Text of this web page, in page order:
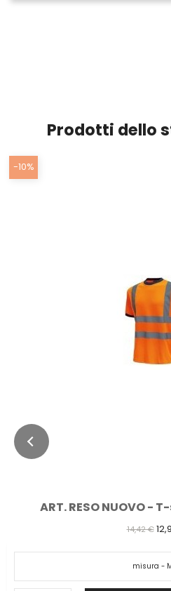
Prodotti dello
ART. RESO NUOVO -
14,42 €
-10%